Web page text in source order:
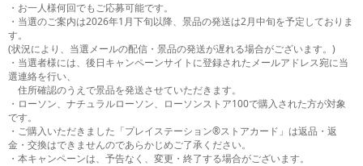
・お一人様何回でもご応募可能です。
・当選のご案内は2026年1月下旬以降、景品の発送は2月中旬を予定しておりま
す。
(状況により、当選メールの配信・景品の発送が遅れる場合がございます。)
・当選者様には、後日キャンペーンサイトに登録されたメールアドレス宛に当
選連絡を行い、
住所確認のうえで景品を発送させていただきます。
・ローソン、ナチュラルローソン、ローソンストア100で購入された方が対象
です。
・ご購入いただきました「プレイステーション®ストアカード」は返品・返
金・交換はできませんのであらかじめご了承ください。
・本キャンペーンは、予告なく、変更・終了する場合がございます。